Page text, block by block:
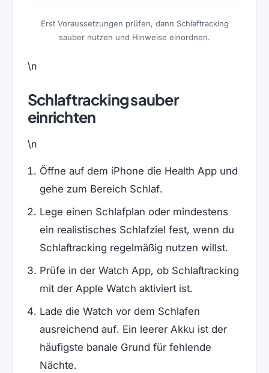
Erst Voraussetzungen prüfen, dann Schlaftracking
sauber nutzen und Hinweise einordnen.
\n
Schlaftracking sauber
einrichten
\n
Öffne auf dem iPhone die Health App und
gehe zum Bereich Schlaf.
Lege einen Schlafplan oder mindestens
ein realistisches Schlafziel fest, wenn du
Schlaftracking regelmäßig nutzen willst.
Prüfe in der Watch App, ob Schlaftracking
mit der Apple Watch aktiviert ist.
Lade die Watch vor dem Schlafen
ausreichend auf. Ein leerer Akku ist der
häufigste banale Grund für fehlende
Nächte.